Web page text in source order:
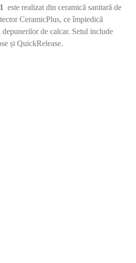
este realizat din ceramică sanitară de
CeramicPlus, ce împiedică
de calcar. Setul include
și QuickRelease.